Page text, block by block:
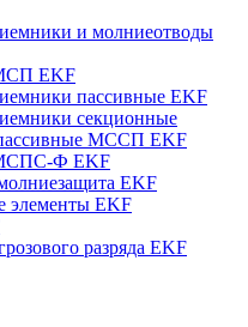
и молниеотводы
EKF
пассивные EKF
секционные
МССП EKF
Ф EKF
EKF
элементы EKF
разряда EKF